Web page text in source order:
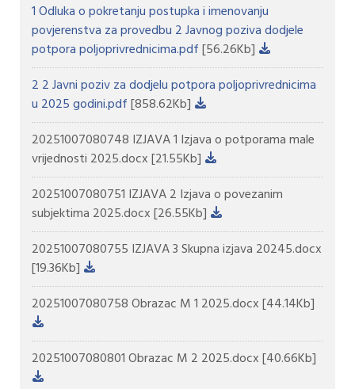
1 Odluka o pokretanju postupka i imenovanju
povjerenstva za provedbu 2 Javnog poziva dodjele
potpora poljoprivrednicima.pdf[56.26Kb]
2 2 Javni poziv za dodjelu potpora poljoprivrednicima
u 2025 godini.pdf[858.62Kb]
20251007080748 IZJAVA 1 Izjava o potporama male
vrijednosti 2025.docx[21.55Kb]
20251007080751 IZJAVA 2 Izjava o povezanim
subjektima 2025.docx[26.55Kb]
20251007080755 IZJAVA 3 Skupna izjava 20245.docx
[19.36Kb]
20251007080758 Obrazac M 1 2025.docx[44.14Kb]
20251007080801 Obrazac M 2 2025.docx[40.66Kb]